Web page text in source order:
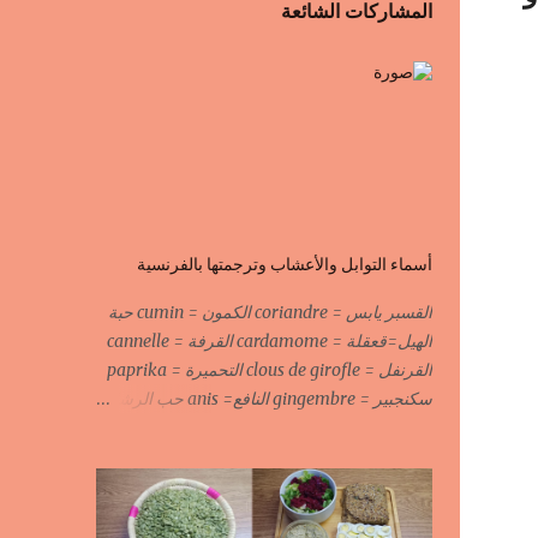
المشاركات الشائعة
أسماء التوابل والأعشاب وترجمتها بالفرنسية
القسبر يابس = coriandre الكمون = cumin حبة
الهيل=قعقلة = cardamome القرفة = cannelle
القرنفل = clous de girofle التحميرة = paprika
سكنجبير = gingembre النافع= anis حب الرشاد
de muscade الكروية البيضاء=carvi blond
الكروية السوداء=carvi noir الحلبة=fenugrec